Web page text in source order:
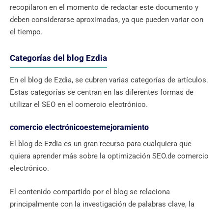
recopilaron en el momento de redactar este documento y
deben considerarse aproximadas, ya que pueden variar con
el tiempo.
Categorías del blog Ezdia
En el blog de Ezdia, se cubren varias categorías de artículos.
Estas categorías se centran en las diferentes formas de
utilizar el SEO en el comercio electrónico.
comercio electrónicoestemejoramiento
El blog de Ezdia es un gran recurso para cualquiera que
quiera aprender más sobre la optimización SEO.de comercio
electrónico.
El contenido compartido por el blog se relaciona
principalmente con la investigación de palabras clave, la